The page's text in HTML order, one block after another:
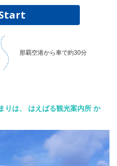
那覇空港から車で約30分
りは、 はえばる観光案内所 か